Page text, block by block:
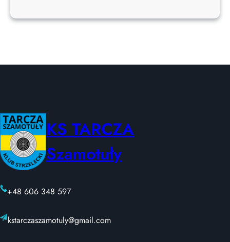
KS TARCZA
Szamotuły
+48 606 348 597
kstarczaszamotuly@gmail.com